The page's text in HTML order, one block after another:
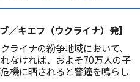
キエフ（ウクライナ）発】
ライナの紛争地域において、
なければ、およそ70万人の子
機に晒されると警鐘を鳴らし